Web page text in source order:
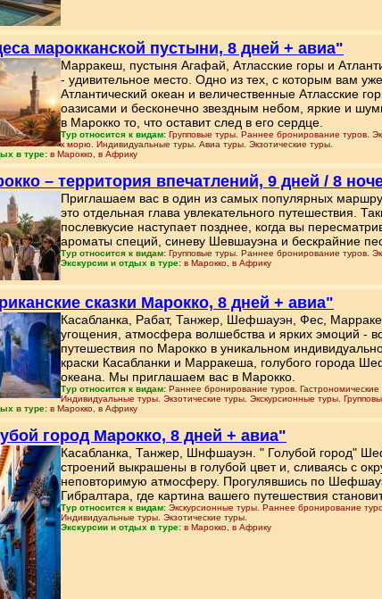
марокканской пустыни, 8 дней + авиа"
Марракеш, пустыня Агафай, Атласские горы и
- удивительное место. Одно из тех, с которым вам
Атлантический океан и величественные Атласские
оазисами и бесконечно звездным небом, яркие и
в Марокко то, что оставит след в его сердце.
Тур относится к видам: Групповые туры. Раннее бронирование туров.
к морю. Индивидуальные туры. Авиа туры. Экзотические туры.
в туре: в Марокко, в Африку
– территория впечатлений, 9 дней / 8
Приглашаем вас в один из самых популярных
это отдельная глава увлекательного путешествия.
послевкусие наступает позднее, когда вы
ароматы специй, синеву Шевшауэна и бескрайние
Тур относится к видам: Групповые туры. Раннее бронирование туров.
Экскурсии и отдых в туре: в Марокко, в Африку
сказки Марокко, 8 дней + авиа"
Касабланка, Рабат, Танжер, Шефшауэн, Фес,
угощения, атмосфера волшебства и ярких эмоций -
путешествия по Марокко в уникальном
краски Касабланки и Марракеша, голубого города
океана. Мы приглашаем вас в Марокко.
Тур относится к видам: Раннее бронирование туров.
Индивидуальные туры. Экзотические туры. Экскурсионные туры.
в туре: в Марокко, в Африку
город Марокко, 8 дней + авиа"
Касабланка, Танжер, Шнфшауэн. " Голубой город"
строений выкрашены в голубой цвет и, сливаясь с
неповторимую атмосферу. Прогулявшись по
Гибралтара, где картина вашего путешествия
Тур относится к видам: Экскурсионные туры. Раннее бронирование
Индивидуальные туры. Экзотические туры.
Экскурсии и отдых в туре: в Марокко, в Африку